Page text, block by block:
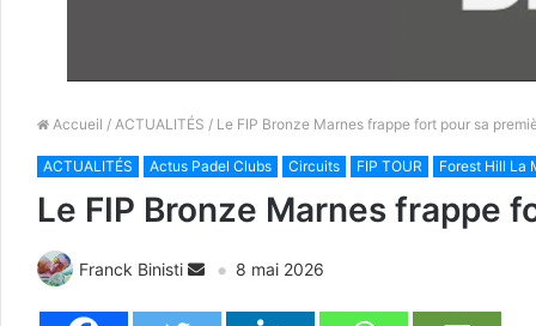
Accueil / ACTUALITÉS / Le FIP Bronze Marnes frappe fort pour sa
ACTUALITÉS Actus Padel Clubs Circuits FIP TOUR Forest Hill La
Le FIP Bronze Marnes frappe
Franck Binisti 8 mai 2026